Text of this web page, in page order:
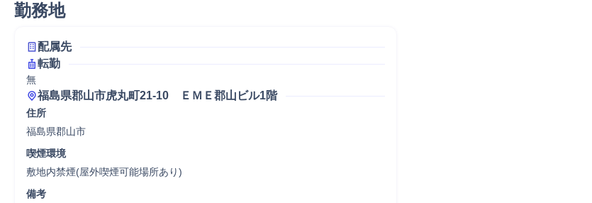
勤務地
配属先
転勤
無
福島県郡山市虎丸町21-10　ＥＭＥ郡山ビル1階
住所
福島県郡山市
喫煙環境
敷地内禁煙(屋外喫煙可能場所あり)
備考